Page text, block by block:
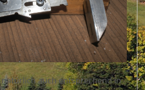
natürlich auch entsprechend in